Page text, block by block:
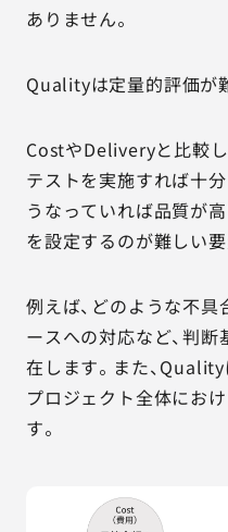
ありません。
Qualityは定量的評価が
CostやDeliveryと比較
テストを実施すれば十
うなっていれば品質が
を設定するのが難しい要
例えば、どのような不具
ースへの対応など、判
在します。また、
プロジェクト全体にお
す。